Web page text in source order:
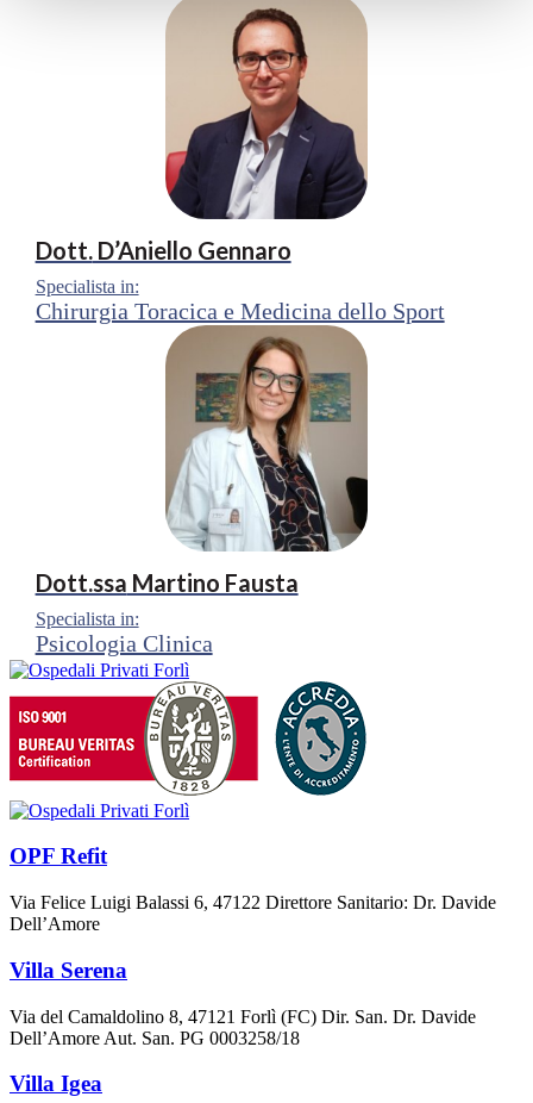
Dott.D’Aniello Gennaro
Specialista in:
Chirurgia Toracica e Medicina dello Sport
Dott.ssa Martino Fausta
Specialista in:
Psicologia Clinica
OPF Refit
Via Felice Luigi Balassi 6, 47122 Direttore Sanitario: Dr. Davide
Dell’Amore
Villa Serena
Via del Camaldolino 8, 47121 Forlì (FC) Dir. San. Dr. Davide
Dell’Amore Aut. San. PG 0003258/18
Villa Igea